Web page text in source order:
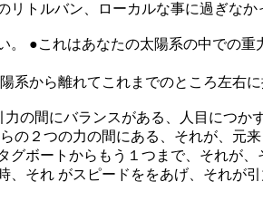
リトルバン、ローカルな事に過ぎなか
●これはあなたの太陽系の中での
から離れてこれまでのところ左右
の間にバランスがある、人目につか
２つの力の間にある、それが、元
ボートからもう１つまで、それが
、それ がスピードををあげ、それが